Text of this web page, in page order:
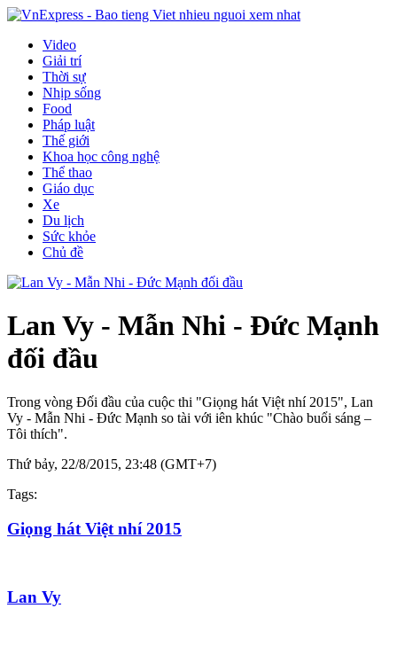
Video
Giải trí
Thời sự
Nhịp sống
Food
Pháp luật
Thế giới
Khoa học công nghệ
Thể thao
Giáo dục
Xe
Du lịch
Sức khỏe
Chủ đề
Lan Vy - Mẫn Nhi - Đức Mạnh
đối đầu
Trong vòng Đối đầu của cuộc thi "Giọng hát Việt nhí 2015", Lan
Vy - Mẫn Nhi - Đức Mạnh so tài với iên khúc "Chào buổi sáng –
Tôi thích".
Thứ bảy, 22/8/2015, 23:48 (GMT+7)
Tags:
Giọng hát Việt nhí 2015
Lan Vy